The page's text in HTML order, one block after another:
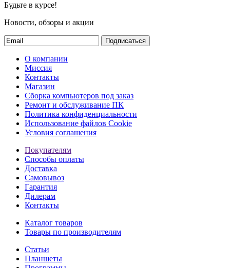
Будьте в курсе!
Новости, обзоры и акции
Подписаться
О компании
Миссия
Контакты
Магазин
Сборка компьютеров под заказ
Ремонт и обслуживание ПК
Политика конфиденциальности
Использование файлов Cookie
Условия соглашения
Покупателям
Способы оплаты
Доставка
Самовывоз
Гарантия
Дилерам
Контакты
Каталог товаров
Товары по производителям
Статьи
Планшеты